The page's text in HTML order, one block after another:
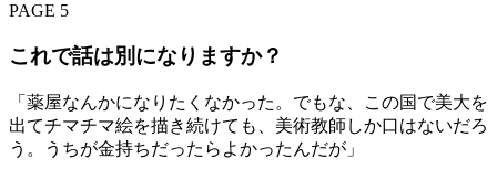
PAGE 5
これで話は別になりますか？
「薬屋なんかになりたくなかった。でもな、この国で美大を
出てチマチマ絵を描き続けても、美術教師しか口はないだろ
う。うちが金持ちだったらよかったんだが」